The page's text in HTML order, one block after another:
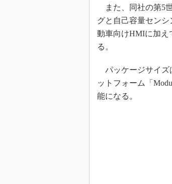
IoT
編】
IoT
編】
また、同社の第5
グと自己容量セン
動車向けHMIに加え
る。
パッケージサイズ
ットフォーム「
能になる。